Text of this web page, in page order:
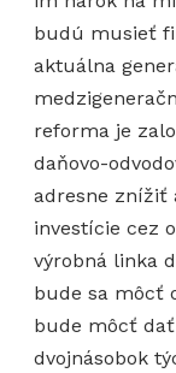
budú musieť
aktuálna
reforma je
daňovo-
adresne znížiť
investície cez
výrobná linka
bude sa môcť
bude môcť
dvojnásobok